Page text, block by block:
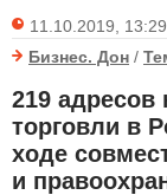
11.10.2019, 13:29
Бизнес. Дон /
219 адресов
торговли в
ходе
и